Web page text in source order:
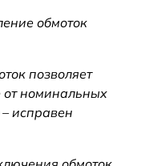
обмоток
позволяет
от номинальных
исправен